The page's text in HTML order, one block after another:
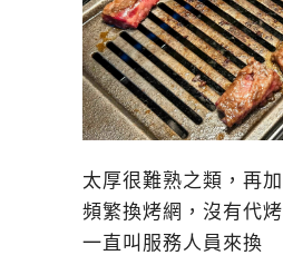
太厚很難熟之類，再
頻繁換烤網，沒有代
一直叫服務人員來換